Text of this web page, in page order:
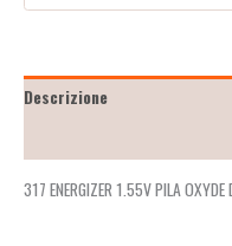
Descrizione
317 ENERGIZER 1.55V PILA